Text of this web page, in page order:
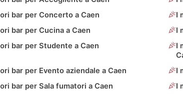
bar per Concerto a Caen
I
bar per Cucina a Caen
I
bar per Studente a Caen
I
bar per Evento aziendale a Caen
I
bar per Sala fumatori a Caen I